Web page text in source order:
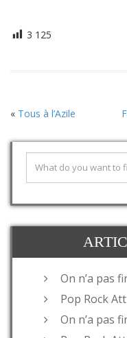
3 125
« Tous à l’Azile
On n’a pas
Pop Rock
On n’a pas